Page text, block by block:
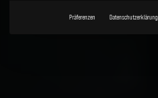
Präferenzen Datenschutzerklärung